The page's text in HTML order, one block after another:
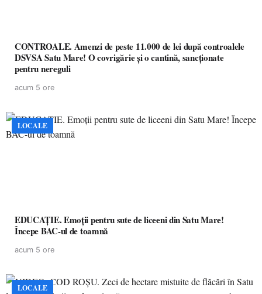
CONTROALE. Amenzi de peste 11.000 de lei după controalele
DSVSA Satu Mare! O covrigărie și o cantină, sancționate
pentru nereguli
acum 5 ore
LOCALE
EDUCAȚIE. Emoții pentru sute de liceeni din Satu Mare!
Începe BAC-ul de toamnă
acum 5 ore
LOCALE